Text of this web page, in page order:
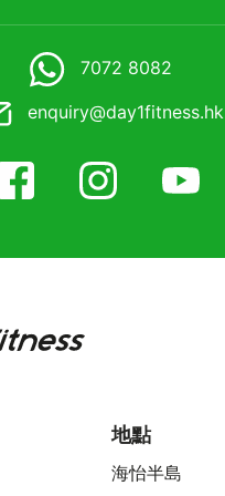
7072 8082
enquiry@day1fitness.hk
地點
海怡半島